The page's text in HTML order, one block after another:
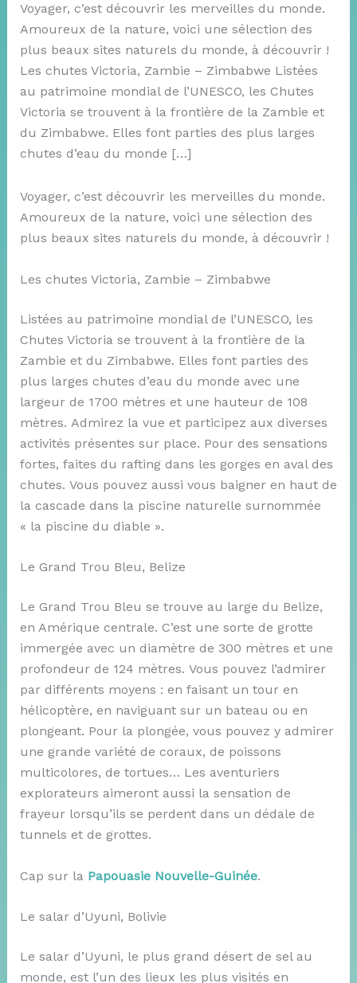
Voyager, c’est découvrir les merveilles du monde.
Amoureux de la nature, voici une sélection des
plus beaux sites naturels du monde, à découvrir !
Les chutes Victoria, Zambie – Zimbabwe Listées
au patrimoine mondial de l’UNESCO, les Chutes
Victoria se trouvent à la frontière de la Zambie et
du Zimbabwe. Elles font parties des plus larges
chutes d’eau du monde […]
Voyager, c’est découvrir les merveilles du monde.
Amoureux de la nature, voici une sélection des
plus beaux sites naturels du monde, à découvrir !
Les chutes Victoria, Zambie – Zimbabwe
Listées au patrimoine mondial de l’UNESCO, les
Chutes Victoria se trouvent à la frontière de la
Zambie et du Zimbabwe. Elles font parties des
plus larges chutes d’eau du monde avec une
largeur de 1700 mètres et une hauteur de 108
mètres. Admirez la vue et participez aux diverses
activités présentes sur place. Pour des sensations
fortes, faites du rafting dans les gorges en aval des
chutes. Vous pouvez aussi vous baigner en haut de
la cascade dans la piscine naturelle surnommée
« la piscine du diable ».
Le Grand Trou Bleu, Belize
Le Grand Trou Bleu se trouve au large du Belize,
en Amérique centrale. C’est une sorte de grotte
immergée avec un diamètre de 300 mètres et une
profondeur de 124 mètres. Vous pouvez l’admirer
par différents moyens : en faisant un tour en
hélicoptère, en naviguant sur un bateau ou en
plongeant. Pour la plongée, vous pouvez y admirer
une grande variété de coraux, de poissons
multicolores, de tortues… Les aventuriers
explorateurs aimeront aussi la sensation de
frayeur lorsqu’ils se perdent dans un dédale de
tunnels et de grottes.
Cap sur la Papouasie Nouvelle-Guinée.
Le salar d’Uyuni, Bolivie
Le salar d’Uyuni, le plus grand désert de sel au
monde, est l’un des lieux les plus visités en